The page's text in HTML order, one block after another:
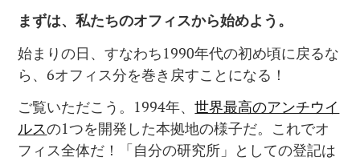
まずは、私たちのオフィスから始めよう。
始まりの日、すなわち1990年代の初め頃に戻るな
ら、6オフィス分を巻き戻すことになる！
ご覧いただこう。1994年、世界最高のアンチウイ
ルスの1つを開発した本拠地の様子だ。これでオ
フィス全体だ！「自分の研究所」としての登記は